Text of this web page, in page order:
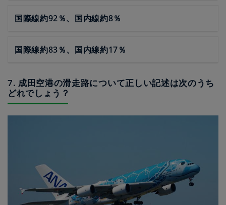
国際線約92％、国内線約8％
国際線約83％、国内線約17％
7. 成田空港の滑走路について正しい記述は次のうち
どれでしょう？